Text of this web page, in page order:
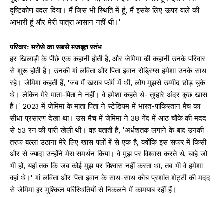
दृष्टिकोण बदल दिया। मैं जिस भी स्थिति में हूं, मैं इसके लिए ऊपर वाले की
आभारी हूं और मेरी यात्रा आसान नहीं थी।'
परिवार: भरोसे का सबसे मजबूत स्तंभ
हर खिलाड़ी के पीछे एक कहानी होती है, और जेमिमा की कहानी उनके परिवार
से शुरू होती है। उनकी मां लविता और पिता इवान रोड्रिग्स हमेशा उनके साथ
रहे। जेमिमा कहती हैं, 'जब मैं खराब फॉर्म में थी, लोग मुझसे उम्मीद छोड़ चुके
थे। लेकिन मेरे माता-पिता ने नहीं। वे हमेशा कहते थे- तुम्हारे अंदर कुछ खास
है।' 2023 में जेमिमा के माता पिता ने स्टेडियम में भारत-पाकिस्तान मैच का
सीधा प्रसारण देखा था। उस मैच में जेमिमा ने 38 गेंद में आठ चौके की मदद
से 53 रन की पारी खेली थी। वह बताती हैं, 'अर्धशतक लगाने के बाद उनकी
तरफ बल्ला उठाना मेरे लिए खास पलों में से एक है, क्योंकि इस सफर में किसी
और से ज्यादा उन्होंने मेरा समर्थन किया। वे मुझ पर विश्वास करते थे, चाहे जो
भी हो, यहां तक कि जब कोई मुझ पर विश्वास नहीं करता था, तब भी वे हमेशा
वहां थे।' मां लविता और पिता इवान के साथ-साथ कोच प्रशांत शेट्टी की मदद
से जेमिमा हर मुश्किल परिस्थितियों से निकलने में कामयाब रहीं हैं।